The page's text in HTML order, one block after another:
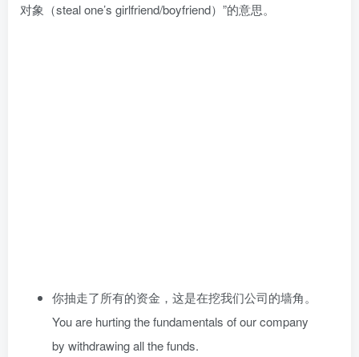
对象（steal one’s girlfriend/boyfriend）”的意思。
你抽走了所有的资金，这是在挖我们公司的墙角。
You are hurting the fundamentals of our company
by withdrawing all the funds.